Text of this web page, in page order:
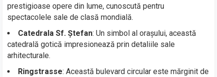
prestigioase opere din lume, cunoscută pentru
spectacolele sale de clasă mondială.
Catedrala Sf. Ștefan: Un simbol al orașului, această
catedrală gotică impresionează prin detaliile sale
arhitecturale.
Ringstrasse: Această bulevard circular este mărginit de